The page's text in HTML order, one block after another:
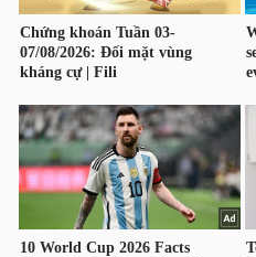
SINH
TRÁI
PHIẾU
CÔNG